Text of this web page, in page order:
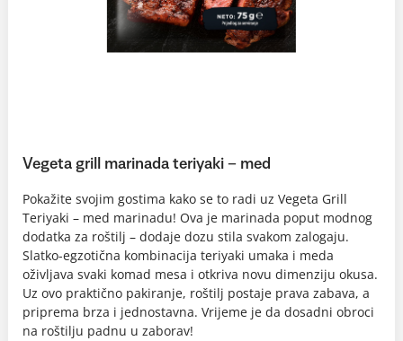
Vegeta grill marinada teriyaki – med
Pokažite svojim gostima kako se to radi uz Vegeta Grill
Teriyaki – med marinadu! Ova je marinada poput modnog
dodatka za roštilj – dodaje dozu stila svakom zalogaju.
Slatko-egzotična kombinacija teriyaki umaka i meda
oživljava svaki komad mesa i otkriva novu dimenziju okusa.
Uz ovo praktično pakiranje, roštilj postaje prava zabava, a
priprema brza i jednostavna. Vrijeme je da dosadni obroci
na roštilju padnu u zaborav!